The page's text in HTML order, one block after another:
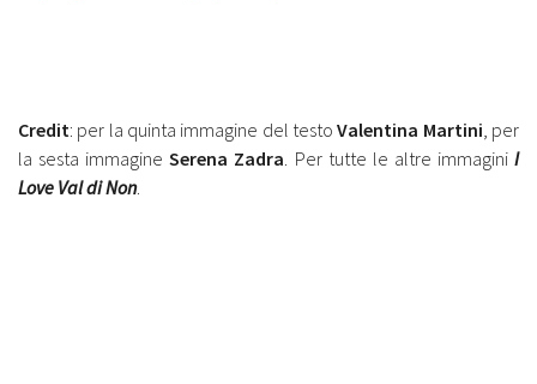
Credit: per la quinta immagine del testoValentina Martini, per
la sesta immagineSerena Zadra. Per tutte le altre immaginiI
Love Val di Non.